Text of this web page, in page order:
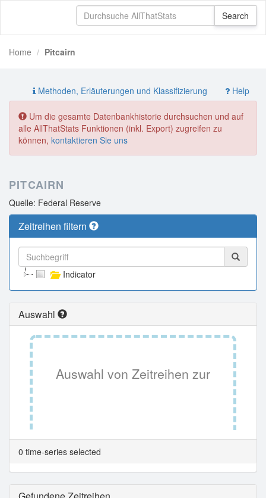
Home Pitcairn
Methoden, Erläuterungen und Klassifizierung Help
Um die gesamte Datenbankhistorie durchsuchen und auf
alle AllThatStats Funktionen (inkl. Export) zugreifen zu
können, kontaktieren Sie uns
PITCAIRN
Quelle: Federal Reserve
Zeitreihen filtern
Indicator
Auswahl
Auswahl von Zeitreihen zur
Tabellenansicht.
0 time-series selected